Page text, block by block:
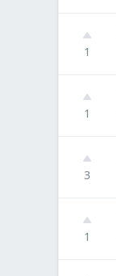
1
1
3
1